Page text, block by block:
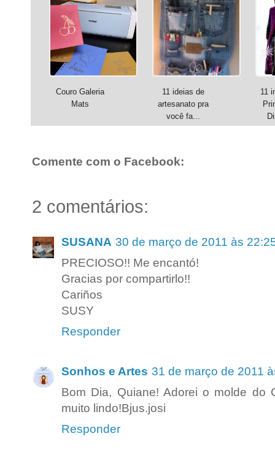
Couro Galeria
Mats
11 ideias de
artesanato pra
você fa...
11
Comente com o Facebook:
2 comentários:
SUSANA 30 de março de 2011 às
PRECIOSO!! Me encantó!
Gracias por compartirlo!!
Cariños
SUSY
Responder
Sonhos e Artes 31 de março de 2011
Bom Dia, Quiane! Adorei o molde do
muito lindo!Bjus.josi
Responder